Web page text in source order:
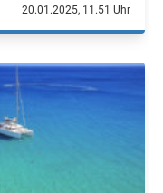
20.01.2025, 11.51 Uhr